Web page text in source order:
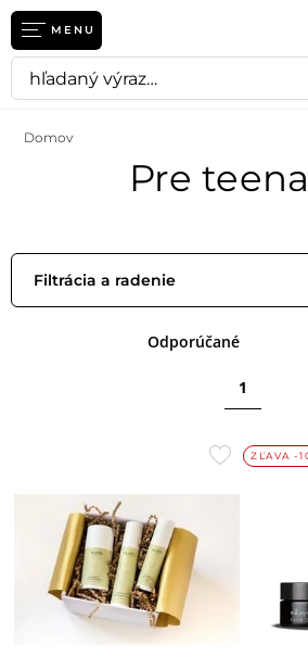
MENU
Domov
Pre
Filtrácia a radenie
Odporúčané
1
PřidatZĽAVA -